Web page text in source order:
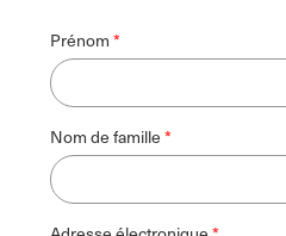
Prénom
Nom de famille